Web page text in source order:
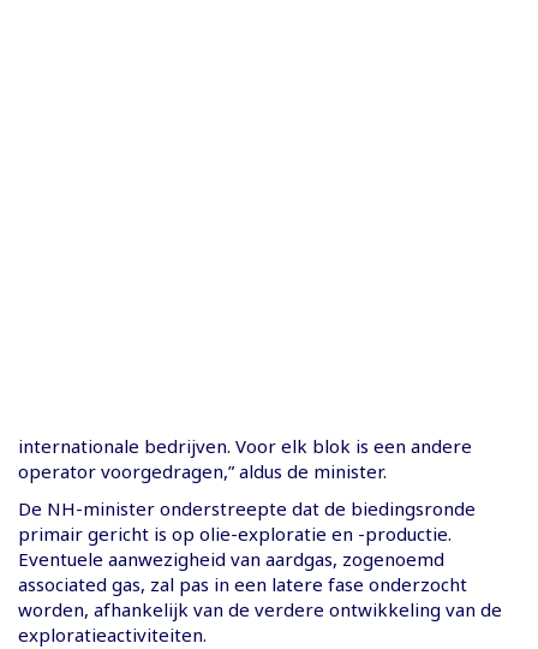
internationale bedrijven. Voor elk blok is een andere
operator voorgedragen,” aldus de minister.
De NH-minister onderstreepte dat de biedingsronde
primair gericht is op olie-exploratie en -productie.
Eventuele aanwezigheid van aardgas, zogenoemd
associated gas, zal pas in een latere fase onderzocht
worden, afhankelijk van de verdere ontwikkeling van de
exploratieactiviteiten.